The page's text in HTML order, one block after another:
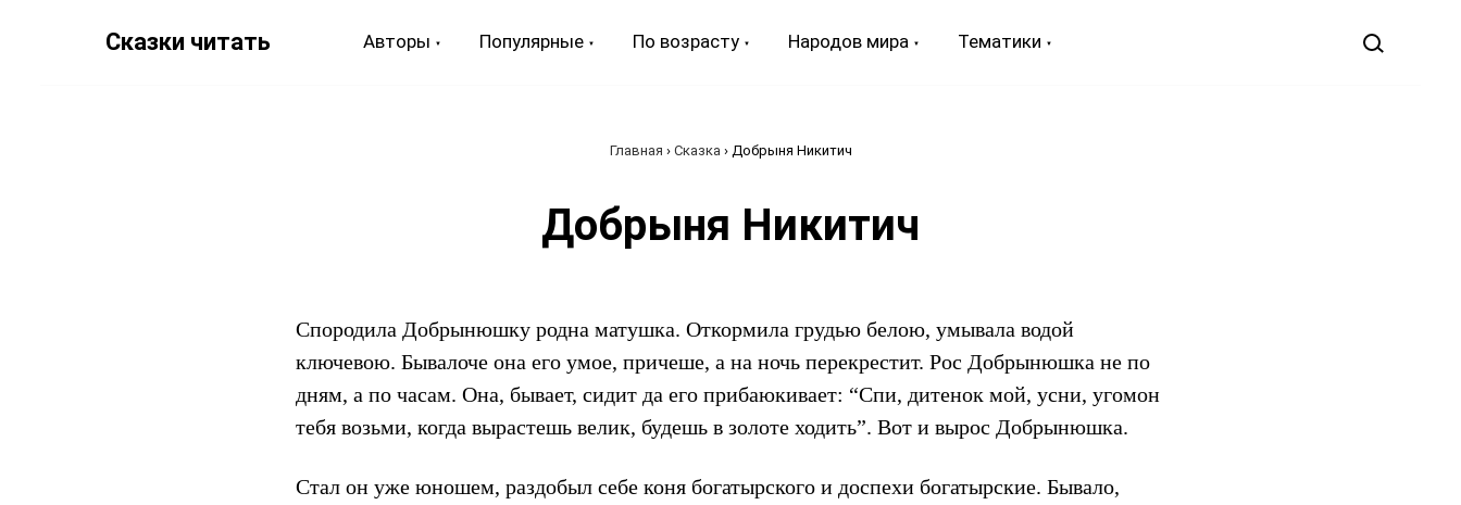
Сказки читать Авторы Популярные По возрасту Народов мира Тематики
Главная › Сказка › Добрыня Никитич
Добрыня Никитич
Спородила Добрынюшку родна матушка. Откормила грудью белою, умывала водой
ключевою. Бывалоче она его умое, причеше, а на ночь перекрестит. Рос Добрынюшка не по
дням, а по часам. Она, бывает, сидит да его прибаюкивает: “Спи, дитенок мой, усни, угомон
тебя возьми, когда вырастешь велик, будешь в золоте ходить”. Вот и вырос Добрынюшка.
Стал он уже юношем, раздобыл себе коня богатырского и доспехи богатырские. Бывало,